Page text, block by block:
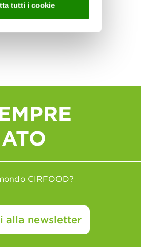
tutti i cookie
CIRFOOD?
alla newsletter